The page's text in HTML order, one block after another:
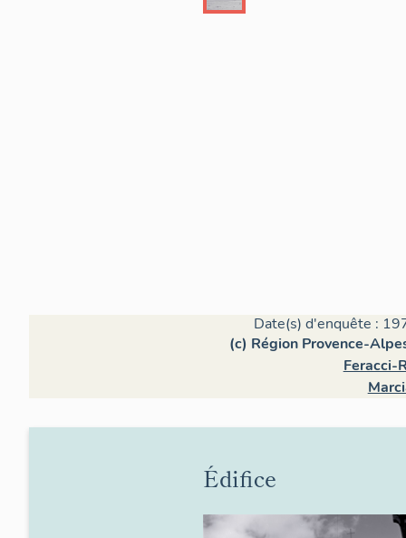
Date(s) d'enquête :
(c) Région Provence-
Feracci-
Édifice